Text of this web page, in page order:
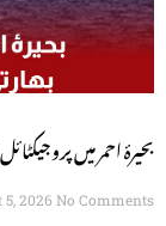
بحیرۂ احمر میں
2026 No Comments